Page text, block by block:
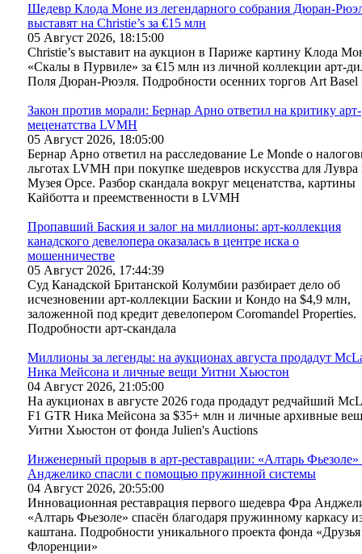
Шедевр Клода Моне из легендарного собрания Дюран-
выставят на Christie’s за €15 млн
05 Август 2026, 18:15:00
Christie’s выставит на аукцион в Париже картину Клода
«Скалы в Пурвиле» за €15 млн из личной коллекции арт-
Поля Дюран-Рюэля. Подробности осенних торгов Art Basel
Закон против морали: Бернар Арно ответил на критику арт-
меценатства LVMH
05 Август 2026, 18:05:00
Бернар Арно ответил на расследование Le Monde о
льготах LVMH при покупке шедевров искусства для Лувра
Музея Орсе. Разбор скандала вокруг меценатства, картины
Кайботта и преемственности в LVMH
Пропавший Баския и залог на миллионы: арт-коллекция
канадского девелопера оказалась в центре иска о
мошенничестве
05 Август 2026, 17:44:39
Суд Канадской Британской Колумбии разбирает дело об
исчезновении арт-коллекции Баскии и Кондо на $4,9 млн,
заложенной под кредит девелопером Coromandel Properties.
Подробности арт-скандала
Миллионы за легенды: на аукционах августа продадут
Ника Мейсона и личные вещи Уитни Хьюстон
04 Август 2026, 21:05:00
На аукционах в августе 2026 года продадут редчайший
F1 GTR Ника Мейсона за $35+ млн и личные архивные
Уитни Хьюстон от фонда Julien's Auctions
Инженерный прорыв в арт-реставрации: «Алтарь
Анджелико спасли с помощью пружинной системы
04 Август 2026, 20:55:00
Инновационная реставрация первого шедевра Фра
«Алтарь Фьезоле» спасён благодаря пружинному каркасу
каштана. Подробности уникального проекта фонда «Друзья
Флоренции»